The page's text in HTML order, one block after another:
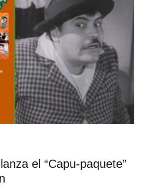
el “Capu-paquete”